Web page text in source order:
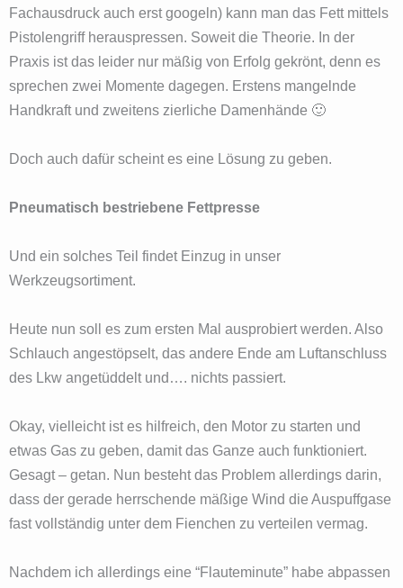
Fachausdruck auch erst googeln) kann man das Fett mittels
Pistolengriff herauspressen. Soweit die Theorie. In der
Praxis ist das leider nur mäßig von Erfolg gekrönt, denn es
sprechen zwei Momente dagegen. Erstens mangelnde
Handkraft und zweitens zierliche Damenhände 🙂
Doch auch dafür scheint es eine Lösung zu geben.
Pneumatisch bestriebene Fettpresse
Und ein solches Teil findet Einzug in unser
Werkzeugsortiment.
Heute nun soll es zum ersten Mal ausprobiert werden. Also
Schlauch angestöpselt, das andere Ende am Luftanschluss
des Lkw angetüddelt und…. nichts passiert.
Okay, vielleicht ist es hilfreich, den Motor zu starten und
etwas Gas zu geben, damit das Ganze auch funktioniert.
Gesagt – getan. Nun besteht das Problem allerdings darin,
dass der gerade herrschende mäßige Wind die Auspuffgase
fast vollständig unter dem Fienchen zu verteilen vermag.
Nachdem ich allerdings eine “Flauteminute” habe abpassen